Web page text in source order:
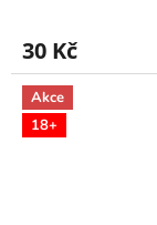
30 Kč
Akce
18+